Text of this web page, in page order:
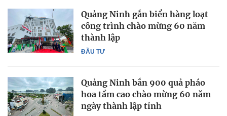
ĐẦU TƯ
Quảng Ninh gắn biển hàng loạt
công trình chào mừng 60 năm
thành lập
Quảng Ninh bắn 900 quả pháo
hoa tầm cao chào mừng 60 năm
ngày thành lập tỉnh